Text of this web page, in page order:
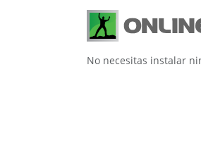
No necesitas instalar